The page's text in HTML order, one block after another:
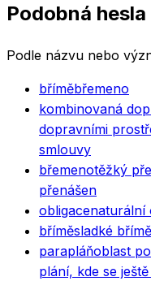
Podobná hesla
Podle názvu nebo
bříměbřemeno
kombinovaná
dopravními
smlouvy
břemenotěžký
přenášen
obligacenaturální
bříměsladké břímě
parapláňoblast
plání, kde se